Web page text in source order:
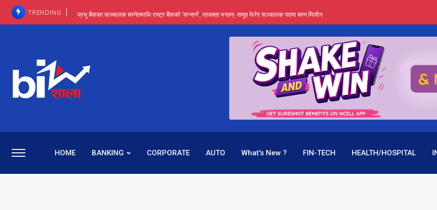
TRENDING प्रभू बैंकका सञ्चालक बस्नेतमाथि राष्ट्र बैंकको ‘कन्सर्न’, प्रवक्ता भन्छन्- समूह फेरेर सञ्चालक पदमा बस्न मिल्दैन
प्रभू बैंकमा सेञ्चुरीबाट आएका कर्मचारीमाथि हदैसम्मको विभेदः एउटै पदमा दुई थरि तलब, वर्षमै ९२ हजार घाटा !
कमाइमा गरिमाको दमदार छलाङ, सेयरधनीलाई २० प्रतिशत लाभांश दिने क्षमता
प्रभु बैंकमा रमिता : सर्वसाधारणबाट छिरेका बस्नेत संस्थापक बनेर निरन्तर, राष्ट्र बैंक किन मौन ?
HOME BANKING CORPORATE AUTO What's New ? FIN-TECH HEALTH/HOSPITAL